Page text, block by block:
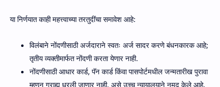
या निर्णयात काही महत्त्वाच्या तरतुदींचा समावेश आहे:
विलंबाने नोंदणीसाठी अर्जदाराने स्वतः अर्ज सादर करणे बंधनकारक आहे;
तृतीय व्यक्तीमार्फत नोंदणी करता येणार नाही.
नोंदणीसाठी आधार कार्ड, पॅन कार्ड किंवा पासपोर्टमधील जन्मतारीख पुरावा
म्हणून ग्राह्य धरली जाणार नाही, असे उच्च न्यायालयाने नमूद केले आहे.